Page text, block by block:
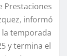
Prestaciones
informó
la temporada
y termina el